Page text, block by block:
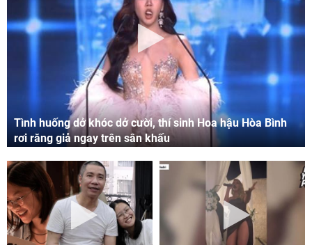
Tình huống dở khóc dở cười, thí sinh Hoa hậu Hòa Bình
rơi răng giả ngay trên sân khấu